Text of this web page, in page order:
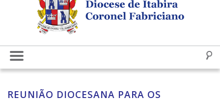
REUNIÃO DIOCESANA PARA OS